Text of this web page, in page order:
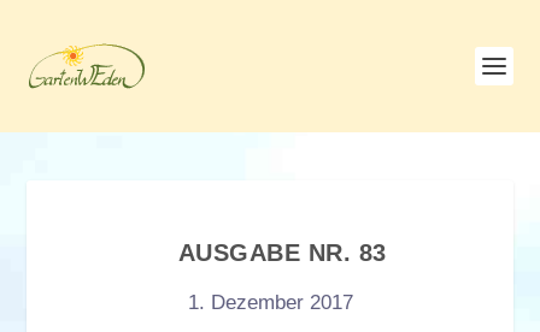
AUSGABE NR. 83
1. Dezember 2017